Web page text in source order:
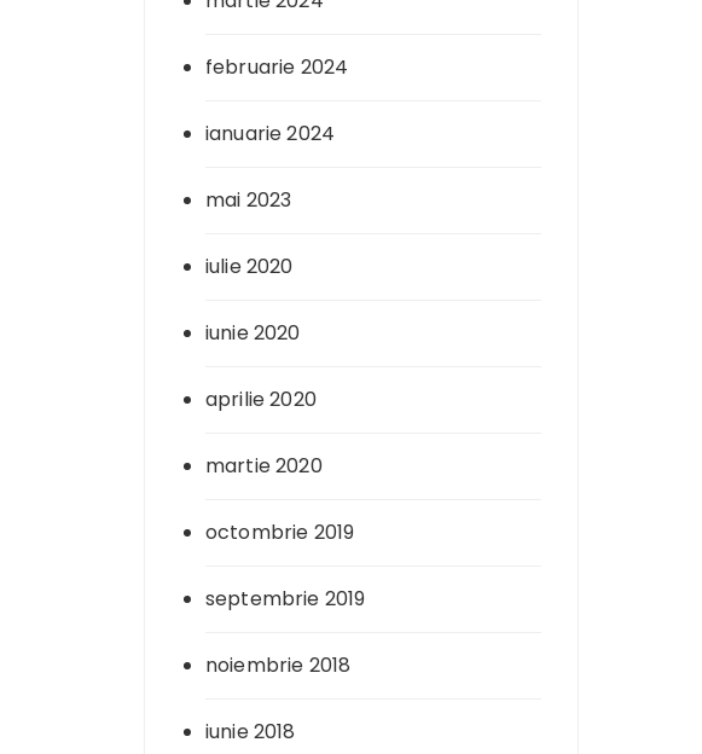
februarie 2024
ianuarie 2024
mai 2023
iulie 2020
iunie 2020
aprilie 2020
martie 2020
octombrie 2019
septembrie 2019
noiembrie 2018
iunie 2018